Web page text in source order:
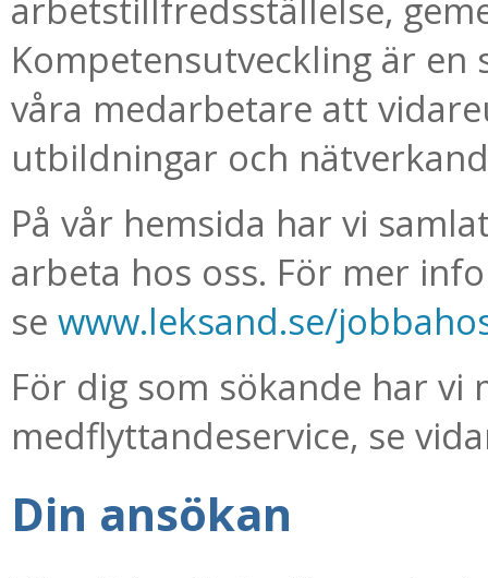
arbetstillfredsställelse,
Kompetensutveckling är
våra medarbetare att
utbildningar och
På vår hemsida har vi
arbeta hos oss. För mer
se www.leksand.se/
För dig som sökande har
medflyttandeservice, se
Din ansökan